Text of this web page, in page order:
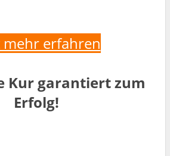
mehr erfahren
Kur garantiert zum
Erfolg!